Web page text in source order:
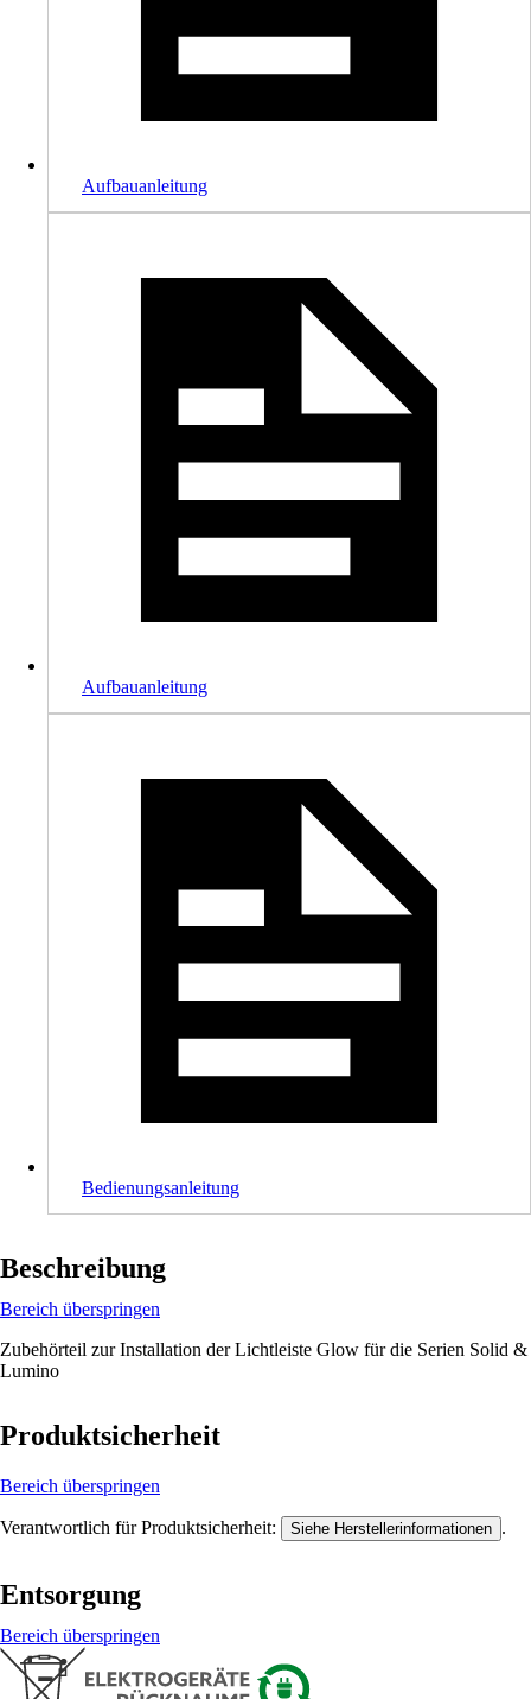
Aufbauanleitung
Aufbauanleitung
Bedienungsanleitung
Beschreibung
Bereich überspringen
Zubehörteil zur Installation der Lichtleiste Glow für die Serien Solid &
Lumino
Produktsicherheit
Bereich überspringen
Verantwortlich für Produktsicherheit: Siehe Herstellerinformationen .
Entsorgung
Bereich überspringen